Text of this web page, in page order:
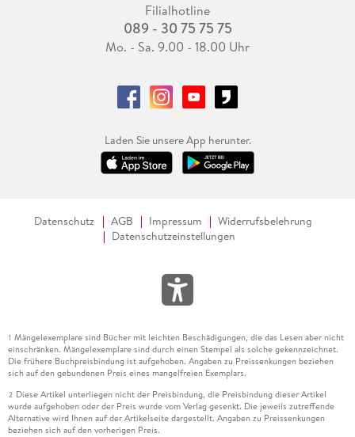
Filialhotline
089 - 30 75 75 75
Mo. - Sa. 9.00 - 18.00 Uhr
Laden Sie unsere App herunter.
Datenschutz AGB Impressum
Widerrufsbelehrung
Datenschutzeinstellungen
1 Mängelexemplare sind Bücher mit leichten Beschädigungen, die das Lesen aber nicht
einschränken. Mängelexemplare sind durch einen Stempel als solche gekennzeichnet.
Die frühere Buchpreisbindung ist aufgehoben. Angaben zu Preissenkungen beziehen
sich auf den gebundenen Preis eines mangelfreien Exemplars.
2 Diese Artikel unterliegen nicht der Preisbindung, die Preisbindung dieser Artikel
wurde aufgehoben oder der Preis wurde vom Verlag gesenkt. Die jeweils zutreffende
Alternative wird Ihnen auf der Artikelseite dargestellt. Angaben zu Preissenkungen
beziehen sich auf den vorherigen Preis.